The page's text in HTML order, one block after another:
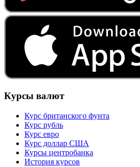
Курсы валют
Курс британского фунта
Курс рубль
Курс евро
Курс доллар США
Курсы центробанка
История курсов